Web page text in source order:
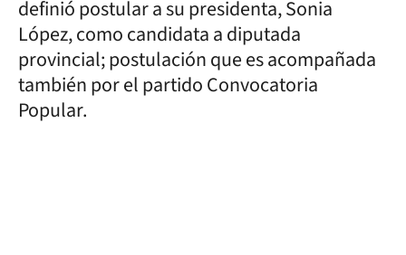
definió postular a su presidenta, Sonia
López, como candidata a diputada
provincial; postulación que es acompañada
también por el partido Convocatoria
Popular.